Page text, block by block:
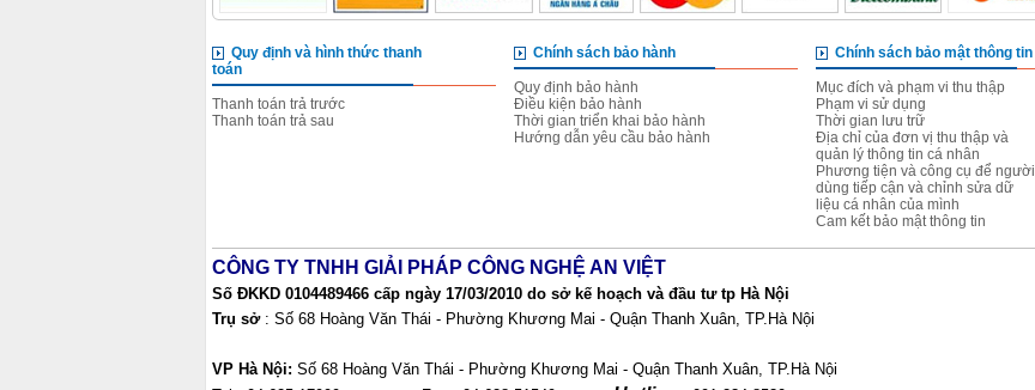
Quy định và hình thức thanh
toán
Thanh toán trả trước
Thanh toán trả sau
Chính sách bảo hành
Quy định bảo hành
Điều kiện bảo hành
Thời gian triển khai bảo hành
Hướng dẫn yêu cầu bảo hành
Chính sách bảo mật thông tin
Mục đích và phạm vi thu thập
Phạm vi sử dụng
Thời gian lưu trữ
Địa chỉ của đơn vị thu thập và
quản lý thông tin cá nhân
Phương tiện và công cụ để người
dùng tiếp cận và chỉnh sửa dữ
liệu cá nhân của mình
Cam kết bảo mật thông tin
CÔNG TY TNHH GIẢI PHÁP CÔNG NGHỆ AN VIỆT
Số ĐKKD 0104489466 cấp ngày 17/03/2010 do sở kế hoạch và đầu tư tp Hà Nội
Trụ sở : Số 68 Hoàng Văn Thái - Phường Khương Mai - Quận Thanh Xuân, TP.Hà Nội
VP Hà Nội: Số 68 Hoàng Văn Thái - Phường Khương Mai - Quận Thanh Xuân, TP.Hà Nội